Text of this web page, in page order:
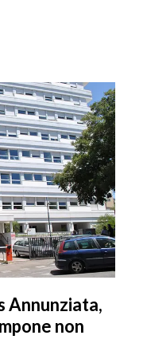
Annunziata,
non